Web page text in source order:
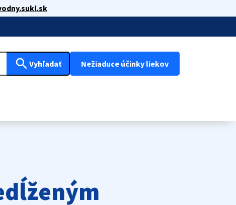
search Vyhľadať Nežiaduce účinky liekov